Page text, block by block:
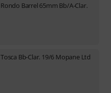
Rondo Barrel 65mm Bb/A-Clar.
Tosca Bb-Clar. 19/6 Mopane Ltd